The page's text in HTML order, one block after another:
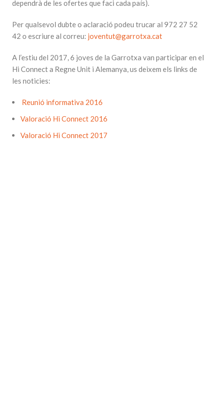
dependrà de les ofertes que faci cada país).
Per qualsevol dubte o aclaració podeu trucar al 972 27 52
42 o escriure al correu: joventut@garrotxa.cat
A l’estiu del 2017, 6 joves de la Garrotxa van participar en el
Hi Connect a Regne Unit i Alemanya, us deixem els links de
les noticies:
Reunió informativa 2016
Valoració Hi Connect 2016
Valoració Hi Connect 2017